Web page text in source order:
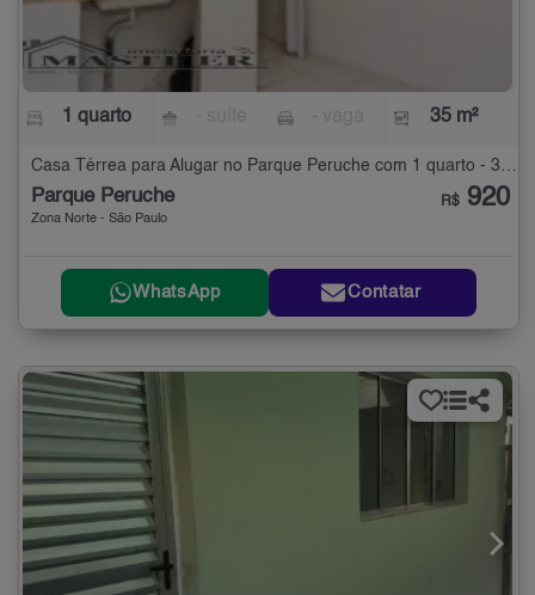
1 quarto 35 m²
Parque Peruche
Zona Norte - São Paulo
R$ 920
WhatsApp Contatar